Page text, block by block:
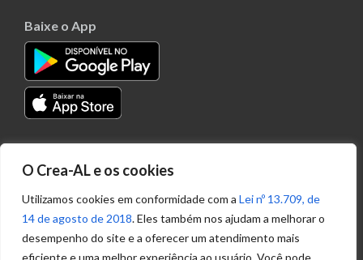
O Crea-AL e os cookies
Utilizamos cookies em conformidade com a Lei nº 13.709, de
14 de agosto de 2018. Eles também nos ajudam a melhorar o
desempenho do site e a oferecer um atendimento mais
eficiente e uma melhor experiência ao usuário. Você pode
Baixe o App
Transparência
Portal
Acesso à
Informação
Política de
Privacidade de